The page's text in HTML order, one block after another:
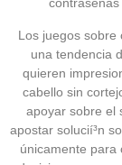
Los juegos sobre
una tendencia
quieren
cabello sin
apoyar sobre el
apostar solucií³n
únicamente para